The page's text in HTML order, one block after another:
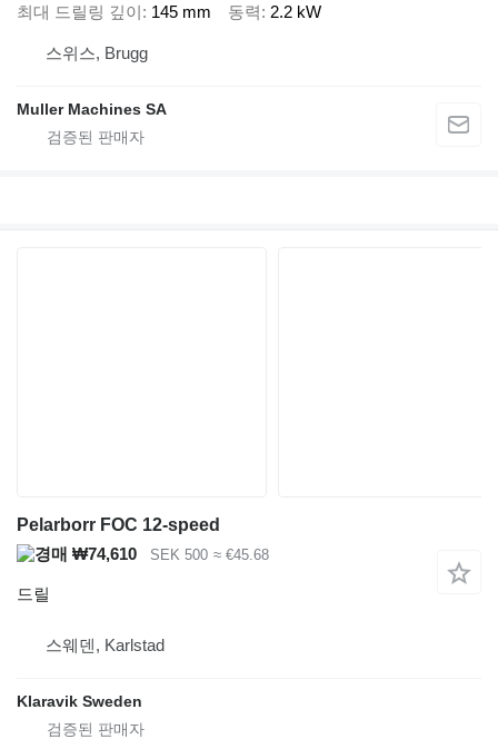
최대 드릴링 깊이
145 mm 동력 2.2 kW
스위스, Brugg
Muller Machines SA
Pelarborr FOC 12-speed
₩74,610
SEK 500 ≈ €45.68
드릴
스웨덴, Karlstad
Klaravik Sweden